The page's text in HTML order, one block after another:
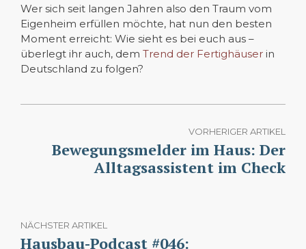
Wer sich seit langen Jahren also den Traum vom
Eigenheim erfüllen möchte, hat nun den besten
Moment erreicht: Wie sieht es bei euch aus –
überlegt ihr auch, dem Trend der Fertighäuser in
Deutschland zu folgen?
VORHERIGER ARTIKEL
Bewegungsmelder im Haus: Der
Alltagsassistent im Check
NÄCHSTER ARTIKEL
Hausbau-Podcast #046: